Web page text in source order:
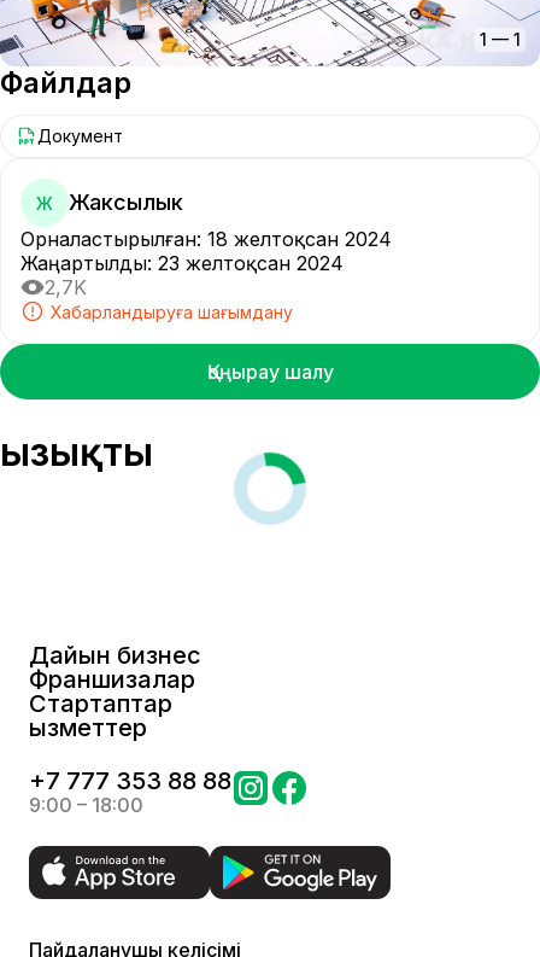
1 — 1
Файлдар
Документ
Ж Жаксылык
Орналастырылған: 18 желтоқсан 2024
Жаңартылды: 23 желтоқсан 2024
2,7K
Хабарландыруға шағымдану
Қоңырау шалу
Қызықты
Дайын бизнес
Франшизалар
Стартаптар
Қызметтер
+7 777 353 88 88
9:00 – 18:00
Пайдаланушы келісімі